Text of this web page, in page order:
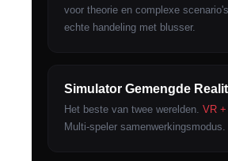
voor theorie en complexe
echte handeling met blusser.
Simulator Gemengde
Het beste van twee werelden. VR +
Multi-speler samenwerkingsmodus.